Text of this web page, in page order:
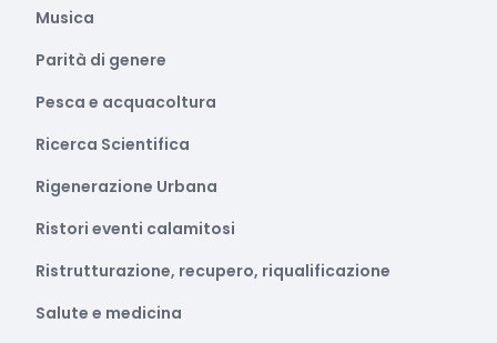
Musica
Parità di genere
Pesca e acquacoltura
Ricerca Scientifica
Rigenerazione Urbana
Ristori eventi calamitosi
Ristrutturazione, recupero, riqualificazione
Salute e medicina